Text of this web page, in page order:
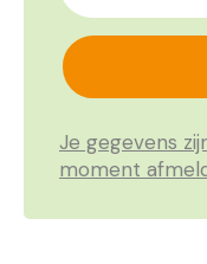
Je gegevens
moment